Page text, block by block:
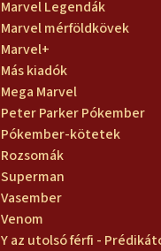
Marvel Legendák
Marvel mérföldkövek
Marvel+
Más kiadók
Mega Marvel
Peter Parker Pókember
Pókember-kötetek
Rozsomák
Superman
Vasember
Venom
Y az utolsó férfi -